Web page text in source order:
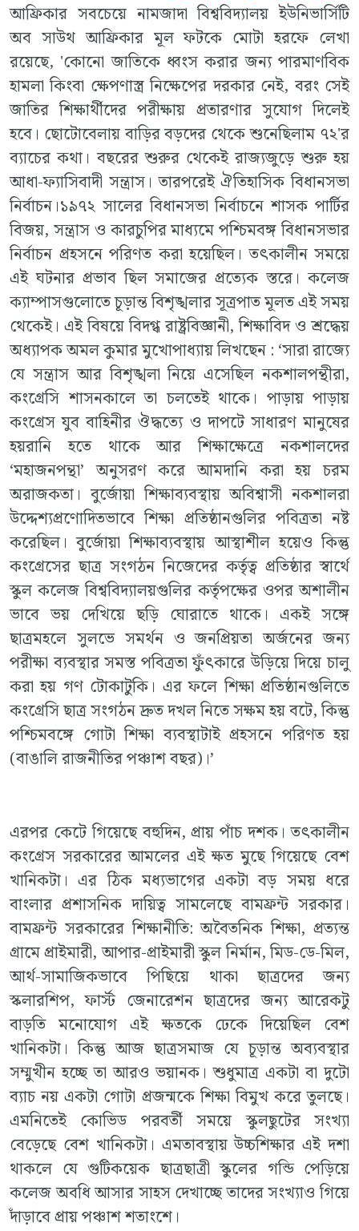
আফ্রিকার সবচেয়ে নামজাদা বিশ্ববিদ্যালয় ইউনিভার্সিটি
অব সাউথ আফ্রিকার মূল ফটকে মোটা হরফে লেখা
রয়েছে, 'কোনো জাতিকে ধ্বংস করার জন্য পারমাণবিক
হামলা কিংবা ক্ষেপণাস্ত্র নিক্ষেপের দরকার নেই, বরং সেই
জাতির শিক্ষার্থীদের পরীক্ষায় প্রতারণার সুযোগ দিলেই
হবে। ছোটোবেলায় বাড়ির বড়দের থেকে শুনেছিলাম ৭২'র
ব্যাচের কথা। বছরের শুরুর থেকেই রাজ্যজুড়ে শুরু হয়
আধা-ফ্যাসিবাদী সন্ত্রাস। তারপরেই ঐতিহাসিক বিধানসভা
নির্বাচন।১৯৭২ সালের বিধানসভা নির্বাচনে শাসক পার্টির
বিজয়, সন্ত্রাস ও কারচুপির মাধ্যমে পশ্চিমবঙ্গ বিধানসভার
নির্বাচন প্রহসনে পরিণত করা হয়েছিল। তৎকালীন সময়ে
এই ঘটনার প্রভাব ছিল সমাজের প্রত্যেক স্তরে। কলেজ
ক্যাম্পাসগুলোতে চূড়ান্ত বিশৃঙ্খলার সূত্রপাত মূলত এই সময়
থেকেই। এই বিষয়ে বিদগ্ধ রাষ্ট্রবিজ্ঞানী, শিক্ষাবিদ ও শ্রদ্ধেয়
অধ্যাপক অমল কুমার মুখোপাধ্যায় লিখছেন : ‘সারা রাজ্যে
যে সন্ত্রাস আর বিশৃঙ্খলা নিয়ে এসেছিল নকশালপন্থীরা,
কংগ্রেসি শাসনকালে তা চলতেই থাকে। পাড়ায় পাড়ায়
কংগ্রেস যুব বাহিনীর ঔদ্ধত্যে ও দাপটে সাধারণ মানুষের
হয়রানি হতে থাকে আর শিক্ষাক্ষেত্রে নকশালদের
‘মহাজনপন্থা’ অনুসরণ করে আমদানি করা হয় চরম
অরাজকতা। বুর্জোয়া শিক্ষাব্যবস্থায় অবিশ্বাসী নকশালরা
উদ্দেশ্যপ্রণোদিতভাবে শিক্ষা প্রতিষ্ঠানগুলির পবিত্রতা নষ্ট
করেছিল। বুর্জোয়া শিক্ষাব্যবস্থায় আস্থাশীল হয়েও কিন্তু
কংগ্রেসের ছাত্র সংগঠন নিজেদের কর্তৃত্ব প্রতিষ্ঠার স্বার্থে
স্কুল কলেজ বিশ্ববিদ্যালয়গুলির কর্তৃপক্ষের ওপর অশালীন
ভাবে ভয় দেখিয়ে ছড়ি ঘোরাতে থাকে। একই সঙ্গে
ছাত্রমহলে সুলভে সমর্থন ও জনপ্রিয়তা অর্জনের জন্য
পরীক্ষা ব্যবস্থার সমস্ত পবিত্রতা ফুঁৎকারে উড়িয়ে দিয়ে চালু
করা হয় গণ টোকাটুকি। এর ফলে শিক্ষা প্রতিষ্ঠানগুলিতে
কংগ্রেসি ছাত্র সংগঠন দ্রুত দখল নিতে সক্ষম হয় বটে, কিন্তু
পশ্চিমবঙ্গে গোটা শিক্ষা ব্যবস্থাটাই প্রহসনে পরিণত হয়
(বাঙালি রাজনীতির পঞ্চাশ বছর)।’
এরপর কেটে গিয়েছে বহুদিন, প্রায় পাঁচ দশক। তৎকালীন
কংগ্রেস সরকারের আমলের এই ক্ষত মুছে গিয়েছে বেশ
খানিকটা। এর ঠিক মধ্যভাগের একটা বড় সময় ধরে
বাংলার প্রশাসনিক দায়িত্ব সামলেছে বামফ্রন্ট সরকার।
বামফ্রন্ট সরকারের শিক্ষানীতি: অবৈতনিক শিক্ষা, প্রত্যন্ত
গ্রামে প্রাইমারী, আপার-প্রাইমারী স্কুল নির্মান, মিড-ডে-মিল,
আর্থ-সামাজিকভাবে পিছিয়ে থাকা ছাত্রদের জন্য
স্কলারশিপ, ফার্স্ট জেনারেশন ছাত্রদের জন্য আরেকটু
বাড়তি মনোযোগ এই ক্ষতকে ঢেকে দিয়েছিল বেশ
খানিকটা। কিন্তু আজ ছাত্রসমাজ যে চূড়ান্ত অব্যবস্থার
সম্মুখীন হচ্ছে তা আরও ভয়ানক। শুধুমাত্র একটা বা দুটো
ব্যাচ নয় একটা গোটা প্রজন্মকে শিক্ষা বিমুখ করে তুলছে।
এমনিতেই কোভিড পরবর্তী সময়ে স্কুলছুটের সংখ্যা
বেড়েছে বেশ খানিকটা। এমতাবস্থায় উচ্চশিক্ষার এই দশা
থাকলে যে গুটিকয়েক ছাত্রছাত্রী স্কুলের গন্ডি পেড়িয়ে
কলেজ অবধি আসার সাহস দেখাচ্ছে তাদের সংখ্যাও গিয়ে
দাঁড়াবে প্রায় পঞ্চাশ শতাংশে।